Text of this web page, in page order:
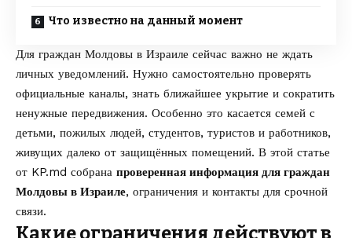
Что известно на данный момент
Для граждан Молдовы в Израиле сейчас важно не ждать
личных уведомлений. Нужно самостоятельно проверять
официальные каналы, знать ближайшее укрытие и сократить
ненужные передвижения. Особенно это касается семей с
детьми, пожилых людей, студентов, туристов и работников,
живущих далеко от защищённых помещений. В этой статье
от KP.md собрана проверенная информация для граждан
Молдовы в Израиле, ограничения и контакты для срочной
связи.
Какие ограничения действуют в